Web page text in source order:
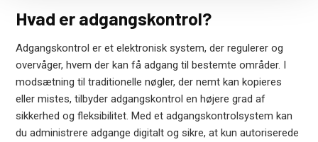
Hvad er adgangskontrol?
Adgangskontrol er et elektronisk system, der regulerer og
overvåger, hvem der kan få adgang til bestemte områder. I
modsætning til traditionelle nøgler, der nemt kan kopieres
eller mistes, tilbyder adgangskontrol en højere grad af
sikkerhed og fleksibilitet. Med et adgangskontrolsystem kan
du administrere adgange digitalt og sikre, at kun autoriserede